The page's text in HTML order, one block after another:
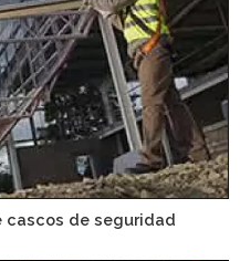
cascos de seguridad